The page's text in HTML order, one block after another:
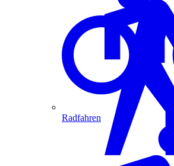
Radfahren